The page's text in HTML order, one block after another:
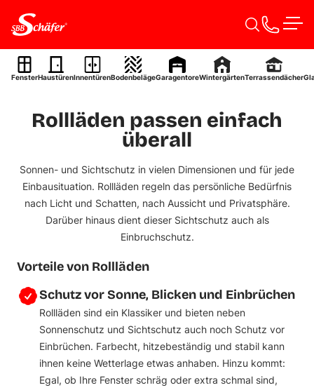
FensterHaustürenInnentürenBodenbelägeGaragentoreWintergärtenTerrassendächer
Rollläden
Rollläden – unkompliziert & sicher.
Projektanfrage starten
Rollläden passen einfach
überall
Sonnen- und Sichtschutz in vielen Dimensionen und für jede
Einbausituation. Rollläden regeln das persönliche Bedürfnis
nach Licht und Schatten, nach Aussicht und Privatsphäre.
Darüber hinaus dient dieser Sichtschutz auch als
Einbruchschutz.
Vorteile von Rollläden
Schutz vor Sonne, Blicken und Einbrüchen
Rollläden sind ein Klassiker und bieten neben
Sonnenschutz und Sichtschutz auch noch Schutz vor
Einbrüchen. Farbecht, hitzebeständig und stabil kann
ihnen keine Wetterlage etwas anhaben. Hinzu kommt:
Egal, ob Ihre Fenster schräg oder extra schmal sind,